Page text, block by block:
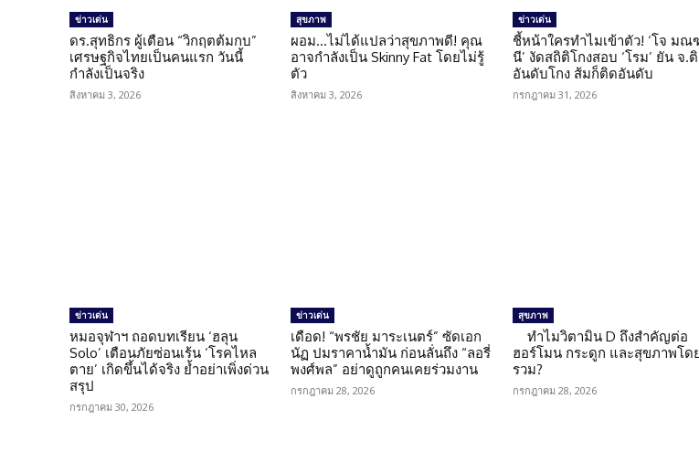
ข่าวเด่น
ดร.สุทธิกร ผู้เตือน “วิกฤตต้มกบ”
เศรษฐกิจไทยเป็นคนแรก วันนี้
กำลังเป็นจริง
สิงหาคม 3, 2026
สุขภาพ
ผอม…ไม่ได้แปลว่าสุขภาพดี! คุณ
อาจกำลังเป็น Skinny Fat โดยไม่รู้
ตัว
สิงหาคม 3, 2026
ข่าวเด่น
ชี้หน้าใครทำไมเข้าตัว! ‘โจ มณ
นี’ งัดสถิติโกงสอบ ‘โรม’ ยัน จ.
อันดับโกง ส้มก็ติดอันดับ
กรกฎาคม 31, 2026
ข่าวเด่น
หมอจุฬาฯ ถอดบทเรียน ‘ฮลุน
Solo’ เตือนภัยซ่อนเร้น ‘โรคไหล
ตาย’ เกิดขึ้นได้จริง ย้ำอย่าเพิ่งด่วน
สรุป
กรกฎาคม 30, 2026
ข่าวเด่น
เดือด! “พรชัย มาระเนตร์” ซัดเอก
นัฏ ปมราคาน้ำมัน ก่อนลั่นถึง “ลอรี่
พงศ์พล” อย่าดูถูกคนเคยร่วมงาน
กรกฎาคม 28, 2026
สุขภาพ
ทำไมวิตามิน D ถึงสำคัญต่อ
ฮอร์โมน กระดูก และสุขภาพโด
รวม?
กรกฎาคม 28, 2026